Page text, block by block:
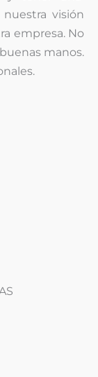
nuestra visión
empresa. No
manos.